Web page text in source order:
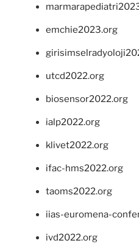
emchie2023.org
utcd2022.org
biosensor2022.org
ialp2022.org
klivet2022.org
ifac-hms2022.org
taoms2022.org
iias-euromena-
ivd2022.org